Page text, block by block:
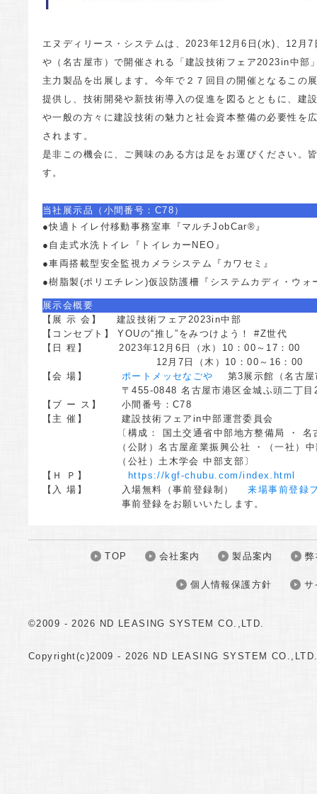
エヌディリース・システムは、2023年12月6日(水)、12月
や（名古屋市）で開催される「建設技術フェア2023in中部
主力製品を出展します。今年で２７回目の開催となるこの
提供し、技術開発や新技術導入の促進を図るとともに、建
や一般の方々に建設技術の魅力と社会資本整備の必要性を
されます。
是非この機会に、ご興味のある方は足をお運びください。
す。
当社展示品（小間番号：C78）
●快適トイレ付移動事務室車『マルチJobCar®』
●自走式水洗トイレ『トイレカーNEO』
●車両搭載型安全監視カメラシステム『カワセミ』
●樹脂製(ポリエチレン)仮設防護柵『システムカディ・ウォ
展示会概要
【展 示 会】 建設技術フェア2023in中部
【コンセプト】 YOUの“推し”をみつけよう！ #Z世代
【日 程】 2023年12月6日（水）10：00～17：00
12月7日（木）10：00～16：00
【会 場】
ポートメッセなごや
第3展示館（名古屋
〒455-0848 名古屋市港区金城ふ頭二丁目2
【ブ ー ス】 小間番号：C78
【主 催】 建設技術フェアin中部運営委員会
〔構成： 国土交通省中部地方整備局 ・ 名古屋
（公財）名古屋産業振興公社 ・（一社）中部
（公社）土木学会 中部支部〕
【Ｈ Ｐ】
https://kgf-chubu.com/index.html
【入 場】 入場無料（事前登録制）
来場事前登録
事前登録をお願いいたします。
TOP 会社案内 製品案内
個人情報保護方針 サ
©2009 -2026 ND LEASING SYSTEM CO.,LTD.
Copyright(c)2009 -2026 ND LEASING SYSTEM